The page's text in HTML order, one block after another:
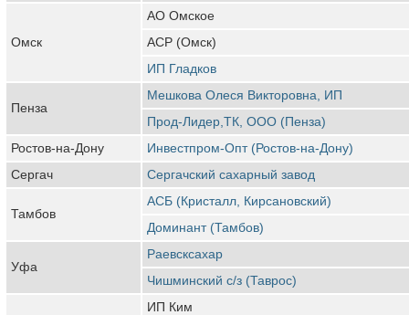
Омск
АО Омское
АСР (Омск)
ИП Гладков
Пенза
Мешкова Олеся Викторовна, ИП
Прод-Лидер,ТК, ООО (Пенза)
Ростов-на-Дону
Инвестпром-Опт (Ростов-на-Дону)
Сергач
Сергачский сахарный завод
Тамбов
АСБ (Кристалл, Кирсановский)
Доминант (Тамбов)
Уфа
Раевсксахар
Чишминский с/з (Таврос)
ИП Ким